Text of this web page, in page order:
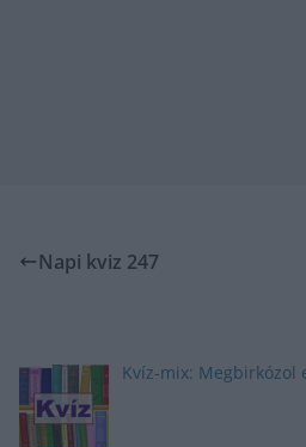
Napi kviz 247
Kvíz-mix: Megbirkózol